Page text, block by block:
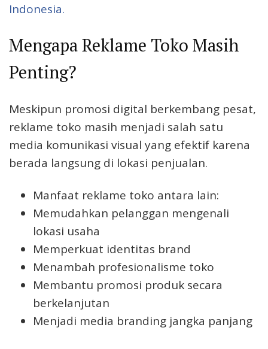
Indonesia.
Mengapa Reklame Toko Masih
Penting?
Meskipun promosi digital berkembang pesat,
reklame toko masih menjadi salah satu
media komunikasi visual yang efektif karena
berada langsung di lokasi penjualan.
Manfaat reklame toko antara lain:
Memudahkan pelanggan mengenali
lokasi usaha
Memperkuat identitas brand
Menambah profesionalisme toko
Membantu promosi produk secara
berkelanjutan
Menjadi media branding jangka panjang